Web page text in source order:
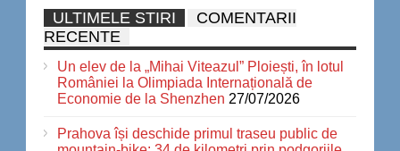
ULTIMELE STIRI
COMENTARII
RECENTE
Un elev de la „Mihai Viteazul” Ploiești, în lotul
României la Olimpiada Internațională de
Economie de la Shenzhen 27/07/2026
Prahova își deschide primul traseu public de